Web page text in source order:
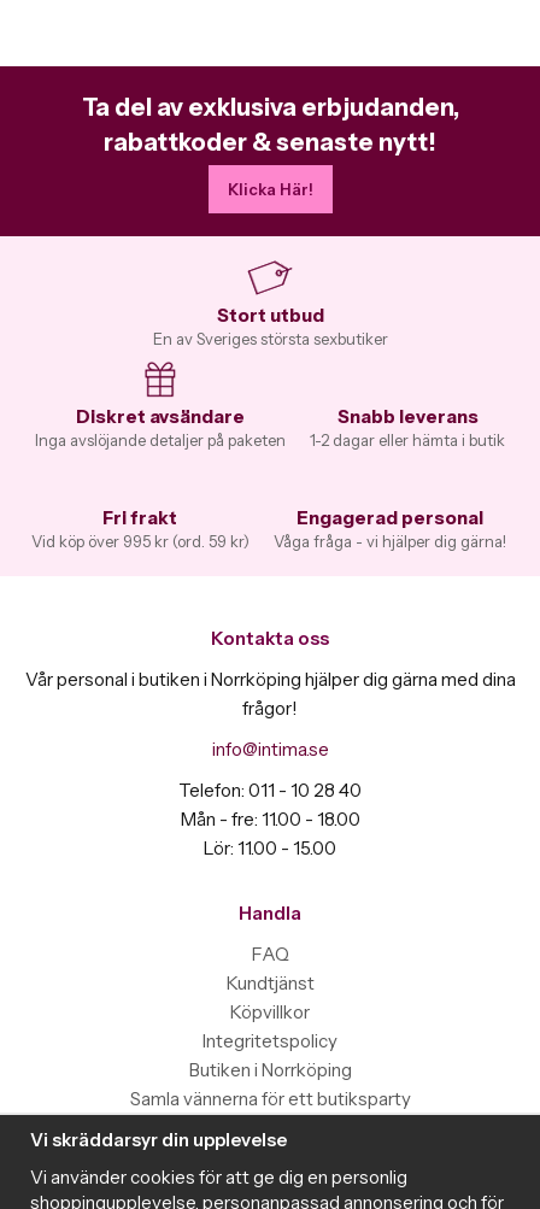
Ta del av exklusiva erbjudanden,
rabattkoder & senaste nytt!
Klicka Här!
Stort utbud
En av Sveriges största sexbutiker
Diskret avsändare
Inga avslöjande detaljer på paketen
Snabb leverans
1-2 dagar eller hämta i butik
Fri frakt
Vid köp över 995 kr (ord. 59 kr)
Engagerad personal
Våga fråga - vi hjälper dig gärna!
Kontakta oss
Vår personal i butiken i Norrköping hjälper dig gärna med dina
frågor!
info@intima.se
Telefon: 011 - 10 28 40
Mån - fre: 11.00 - 18.00
Lör: 11.00 - 15.00
Handla
FAQ
Kundtjänst
Köpvillkor
Integritetspolicy
Butiken i Norrköping
Samla vännerna för ett butiksparty
Information
Magazine
Vi skräddarsyr din upplevelse
Vi använder cookies för att ge dig en personlig
shoppingupplevelse, personanpassad annonsering och för